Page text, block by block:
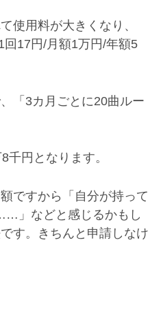
使用料が大きくなり、
回 17円/ 月額1万円/年額5
「 3カ月ごとに20曲ルー
8千円となります。
ですから「自分が持って
」などと感じるかもし
す。きちんと申請しなけ